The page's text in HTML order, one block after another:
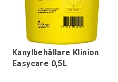
Kanylbehållare Klinion
Easycare 0,5L